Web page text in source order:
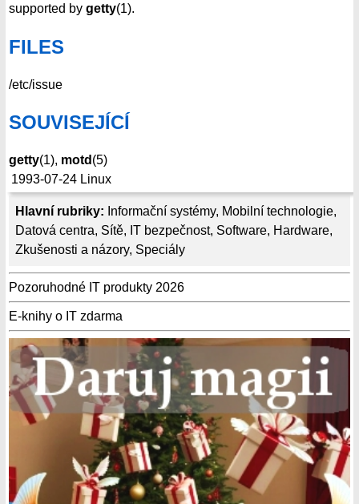
Hlavní rubriky: Informační systémy, Mobilní technologie,
Datová centra, Sítě, IT bezpečnost, Software, Hardware,
Zkušenosti a názory, Speciály
Pozoruhodné IT produkty 2026
E-knihy o IT zdarma
supported by getty(1).
FILES
/etc/issue
SOUVISEJÍCÍ
getty(1), motd (5)
1993-07-24 Linux